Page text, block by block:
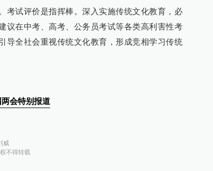
考试评价是指挥棒。深入实施传统文化教育，必
议在中考、高考、公务员考试等各类高利害性考
导全社会重视传统文化教育，形成竞相学习传统
两会特别报道
威
不得转载